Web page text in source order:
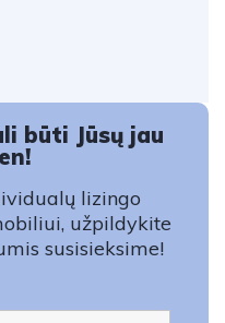
būti Jūsų jau
lizingo
užpildykite
susisieksime!